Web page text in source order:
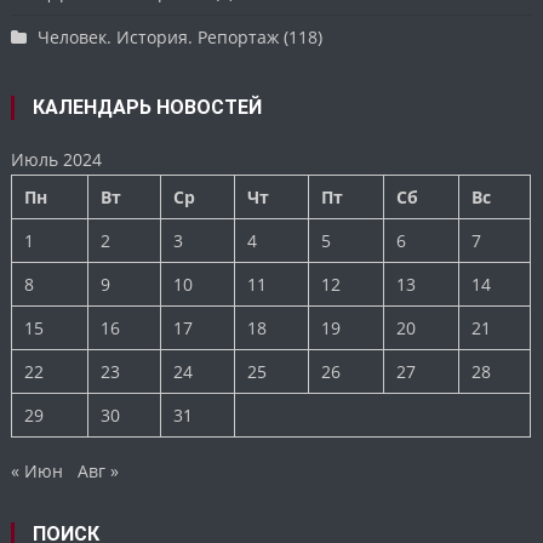
Человек. История. Репортаж (118)
КАЛЕНДАРЬ НОВОСТЕЙ
Июль 2024
Пн
Вт Ср Чт Пт Сб
Вс
1
2 3 4 5 6
7
8
9 10 11 12 13
14
15
16 17 18 19 20
21
22
23 24 25 26 27
28
29
30 31
« Июн Авг »
ПОИСК